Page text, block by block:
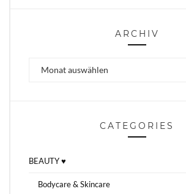
ARCHIV
CATEGORIES
BEAUTY ♥
Bodycare & Skincare